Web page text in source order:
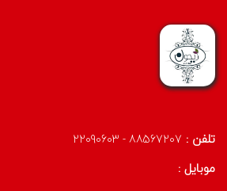
تلفن : 88567207 - 22090603
موبایل :